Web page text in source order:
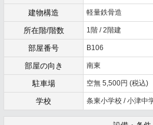
建物構造 軽量鉄骨造
所在階/階数 1階 / 2階建
部屋番号 B106
部屋の向き 南東
駐車場 空無 5,500円 (税込)
学校 条東小学校 / 小津中